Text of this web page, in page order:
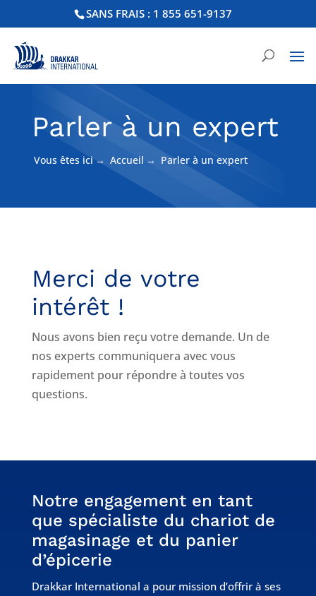
SANS FRAIS : 1 855 651-9137
Parler à un expert
Vous êtes ici→ Accueil → Parler à un expert
Merci de votre
intérêt !
Nous avons bien reçu votre demande. Un de
nos experts communiquera avec vous
rapidement pour répondre à toutes vos
questions.
Notre engagement en tant
que spécialiste du chariot de
magasinage et du panier
d’épicerie
Drakkar International a pour mission d’offrir à ses